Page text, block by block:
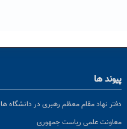
پیوند ها
دفتر نهاد مقام معظم رهبری در دانشگاه ها
معاونت علمی ریاست جمهوری